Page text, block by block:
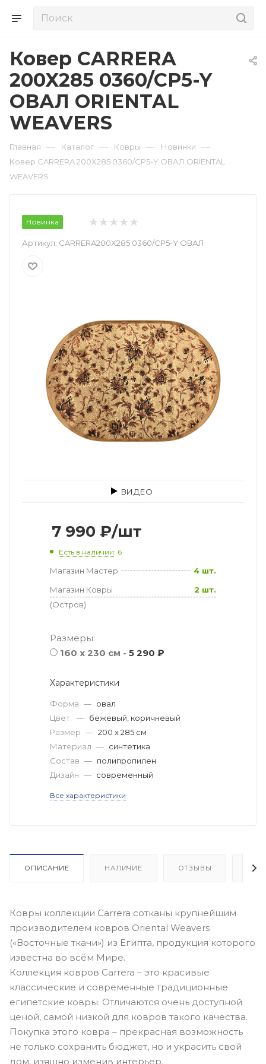
Ковер CARRERA
200X285 0360/CP5-Y
ОВАЛ ORIENTAL
WEAVERS
Главная — Каталог — Ковры — Новинки —
Ковер CARRERA 200X285 0360/CP5-Y ОВАЛ ORIENTAL
WEAVERS
Новинка
Артикул: CARRERA200X285 0360/CP5-Y ОВАЛ
ВИДЕО
7 990 ₽/шт
Есть в наличии: 6
Магазин Мастер
4 шт.
Магазин Ковры
(Остров)
2 шт.
Размеры:
160 x 230 см - 5 290 ₽
Характеристики
Форма — овал
Цвет: — бежевый, коричневый
Размер — 200 x 285 см
Материал — синтетика
Состав — полипропилен
Дизайн — современный
Все характеристики
ОПИСАНИЕ НАЛИЧИЕ ОТЗЫВЫ
Ковры коллекции Carrera сотканы крупнейшим
производителем ковров Oriental Weavers
(«Восточные ткачи») из Египта, продукция которого
известна во всём Мире.
Коллекция ковров Carrera – это красивые
классические и современные традиционные
египетские ковры. Отличаются очень доступной
ценой, самой низкой для ковров такого качества.
Покупка этого ковра – прекрасная возможность
не только сохранить бюджет, но и украсить свой
дом, изящно изменив интерьер.